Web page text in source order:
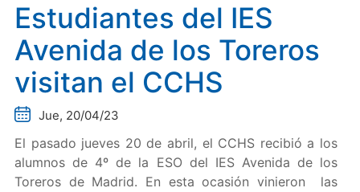
Estudiantes del IES
Avenida de los Toreros
visitan el CCHS
Jue, 20/04/23
El pasado jueves 20 de abril, el CCHS recibió a los
alumnos de 4º de la ESO del IES Avenida de los
Toreros de Madrid. En esta ocasión vinieron las